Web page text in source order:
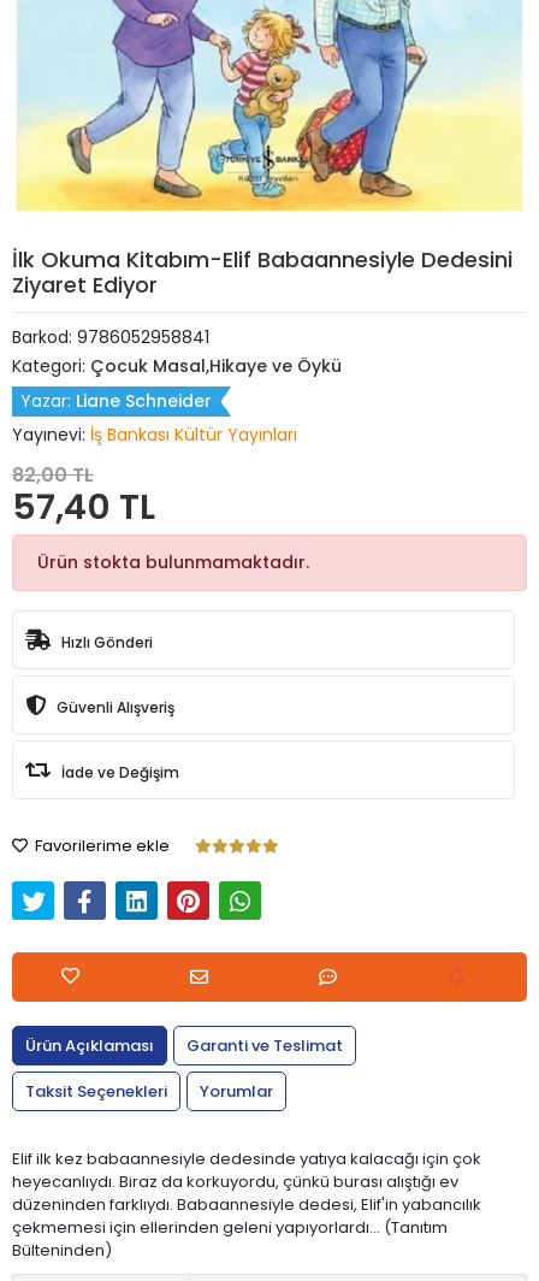
İlk Okuma Kitabım-Elif Babaannesiyle Dedesini
Ziyaret Ediyor
Barkod: 9786052958841
Kategori: Çocuk Masal,Hikaye ve Öykü
Yazar: Liane Schneider
Yayınevi: İş Bankası Kültür Yayınları
82,00 TL
57,40 TL
Ürün stokta bulunmamaktadır.
Hızlı Gönderi
Güvenli Alışveriş
İade ve Değişim
Favorilerime ekle
Ürün Açıklaması
Garanti ve Teslimat
Taksit Seçenekleri
Yorumlar
Elif ilk kez babaannesiyle dedesinde yatıya kalacağı için çok
heyecanlıydı. Biraz da korkuyordu, çünkü burası alıştığı ev
düzeninden farklıydı. Babaannesiyle dedesi, Elif'in yabancılık
çekmemesi için ellerinden geleni yapıyorlardı... (Tanıtım
Bülteninden)